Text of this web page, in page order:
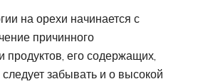
на орехи начинается с
причинного
продуктов, его содержащих,
забывать и о высокой